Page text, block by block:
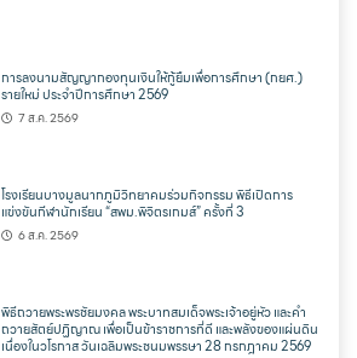
การลงนามสัญญากองทุนเงินให้กู้ยืมเพื่อการศึกษา (กยศ.)
รายใหม่ ประจำปีการศึกษา 2569
7 ส.ค. 2569
โรงเรียนบางมูลนากภูมิวิทยาคมร่วมกิจกรรม พิธีเปิดการ
แข่งขันกีฬานักเรียน “สพม.พิจิตรเกมส์” ครั้งที่ 3
6 ส.ค. 2569
พิธีถวายพระพรชัยมงคล พระบาทสมเด็จพระเจ้าอยู่หัว และคำ
ถวายสัตย์ปฏิญาณ เพื่อเป็นข้าราชการที่ดี และพลังของแผ่นดิน
เนื่องในวโรกาส วันเฉลิมพระชนมพรรษา 28 กรกฎาคม 2569